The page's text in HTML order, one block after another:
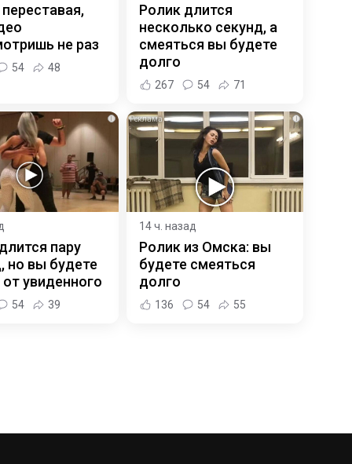
не раз
54 48
Ролик длится
несколько секунд, а
смеяться вы будете
долго
267 54 71
i
пару
но вы будете
увиденного
54 39
i
14 ч. назад
Ролик из Омска: вы
будете смеяться
долго
136 54 55